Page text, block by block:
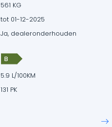
561 KG
tot 01-12-2025
Ja, dealeronderhouden
5.9 L/100KM
131 PK